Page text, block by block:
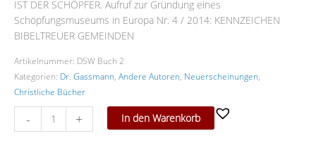
IST DER SCHÖPFER. Aufruf zur Gründung eines
Schöpfungsmuseums in Europa Nr. 4 / 2014: KENNZEICHEN
BIBELTREUER GEMEINDEN
Artikelnummer: DSW Buch 2
Kategorien: Dr. Gassmann, Andere Autoren, Neuerscheinungen,
Christliche Bücher
- + In den Warenkorb